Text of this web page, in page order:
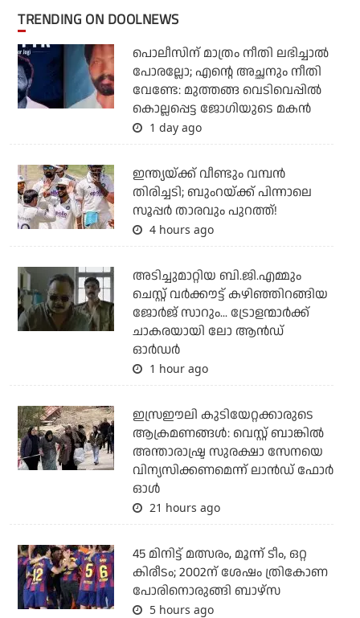
TRENDING ON DOOLNEWS
പൊലീസിന് മാത്രം നീതി ലഭിച്ചാല്‍
പോരല്ലോ; എന്റെ അച്ഛനും നീതി
വേണ്ടേ: മുത്തങ്ങ വെടിവെപ്പില്‍
കൊല്ലപ്പെട്ട ജോഗിയുടെ മകന്‍
1 day ago
ഇന്ത്യയ്ക്ക് വീണ്ടും വമ്പന്‍
തിരിച്ചടി; ബുംറയ്ക്ക് പിന്നാലെ
സൂപ്പര്‍ താരവും പുറത്ത്!
4 hours ago
അടിച്ചുമാറ്റിയ ബി.ജി.എമ്മും
ചെസ്റ്റ് വര്‍ക്കൗട്ട് കഴിഞ്ഞിറങ്ങിയ
ജോര്‍ജ് സാറും... ട്രോളന്മാര്‍ക്ക്
ചാകരയായി ലോ ആന്‍ഡ്
ഓര്‍ഡര്‍
1 hour ago
ഇസ്രഈലി കുടിയേറ്റക്കാരുടെ
ആക്രമണങ്ങള്‍: വെസ്റ്റ് ബാങ്കില്‍
അന്താരാഷ്ട്ര സുരക്ഷാ സേനയെ
വിന്യസിക്കണമെന്ന് ലാന്‍ഡ് ഫോര്‍
ഓള്‍
21 hours ago
45 മിനിട്ട് മത്സരം, മൂന്ന് ടീം, ഒറ്റ
കിരീടം; 2002ന് ശേഷം ത്രികോണ
പോരിനൊരുങ്ങി ബാഴ്‌സ
5 hours ago